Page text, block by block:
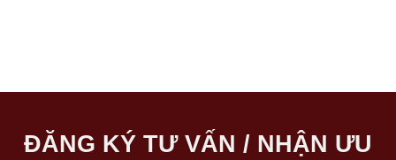
ĐĂNG KÝ TƯ VẤN / NHẬN ƯU